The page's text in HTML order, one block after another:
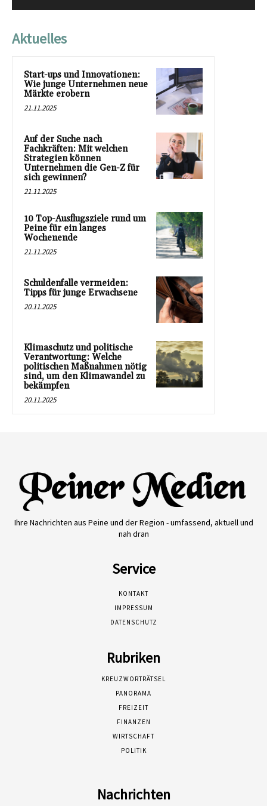
Aktuelles
Start-ups und Innovationen:
Wie junge Unternehmen neue
Märkte erobern
21.11.2025
Auf der Suche nach
Fachkräften: Mit welchen
Strategien können
Unternehmen die Gen-Z für
sich gewinnen?
21.11.2025
10 Top-Ausflugsziele rund um
Peine für ein langes
Wochenende
21.11.2025
Schuldenfalle vermeiden:
Tipps für junge Erwachsene
20.11.2025
Klimaschutz und politische
Verantwortung: Welche
politischen Maßnahmen nötig
sind, um den Klimawandel zu
bekämpfen
20.11.2025
Ihre Nachrichten aus Peine und der Region - umfassend, aktuell und
nah dran
Service
KONTAKT
IMPRESSUM
DATENSCHUTZ
Rubriken
KREUZWORTRÄTSEL
PANORAMA
FREIZEIT
FINANZEN
WIRTSCHAFT
POLITIK
Nachrichten